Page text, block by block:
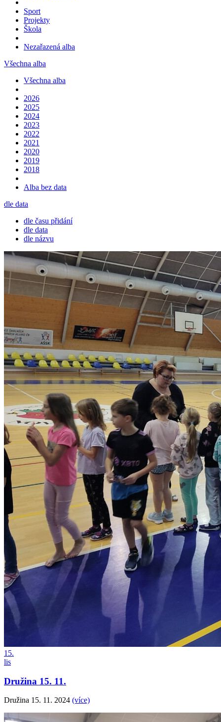
Sport
Projekty
Škola
Nezařazená alba
Všechna alba
Všechna alba
2026
2025
2024
2023
2022
2021
2020
2019
2018
Alba bez data
dle data
dle času přidání
dle data
dle názvu
15.
lis
Družina 15. 11.
Družina 15. 11. 2024 (více)